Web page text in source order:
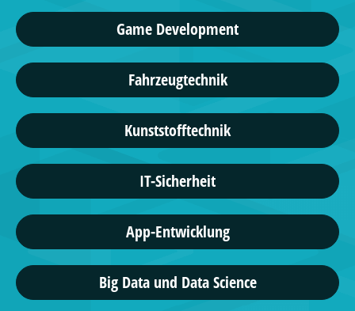
Game Development
Fahrzeugtechnik
Kunststofftechnik
IT-Sicherheit
App-Entwicklung
Big Data und Data Science